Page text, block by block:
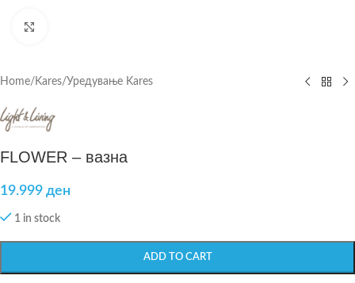
Home/ Kares/Уредување Kares
FLOWER – вазна
19.999 ден
1 in stock
ADD TO CART